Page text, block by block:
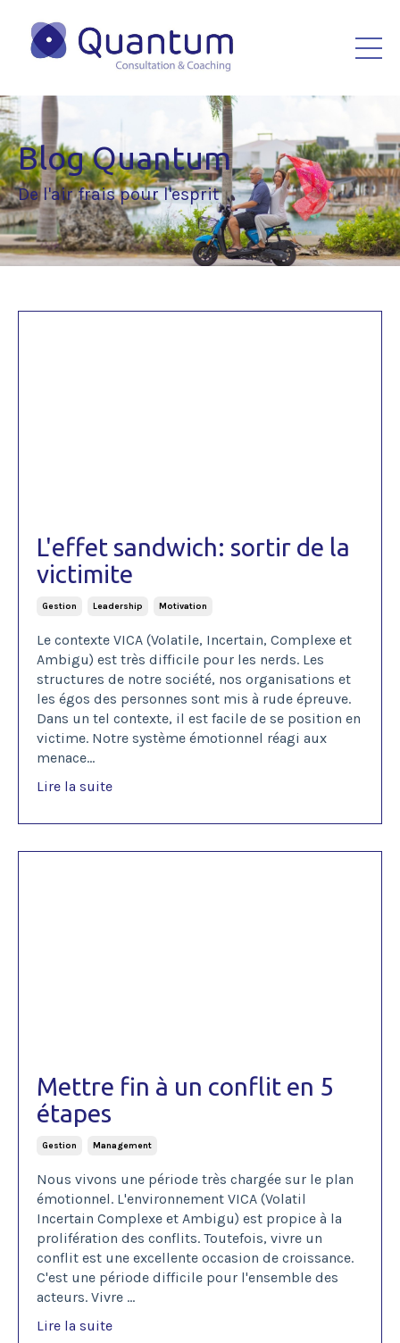
Blog Quantum
De l'air frais pour l'esprit
L'effet sandwich: sortir de la
victimite
Gestion Leadership Motivation
Le contexte VICA (Volatile, Incertain, Complexe et
Ambigu) est très difficile pour les nerds. Les
structures de notre société, nos organisations et
les égos des personnes sont mis à rude épreuve.
Dans un tel contexte, il est facile de se position en
victime. Notre système émotionnel réagi aux
menace...
Lire la suite
Mettre fin à un conflit en 5
étapes
Gestion Management
Nous vivons une période très chargée sur le plan
émotionnel. L'environnement VICA (Volatil
Incertain Complexe et Ambigu) est propice à la
prolifération des conflits. Toutefois, vivre un
conflit est une excellente occasion de croissance.
C'est une période difficile pour l'ensemble des
acteurs. Vivre ...
Lire la suite